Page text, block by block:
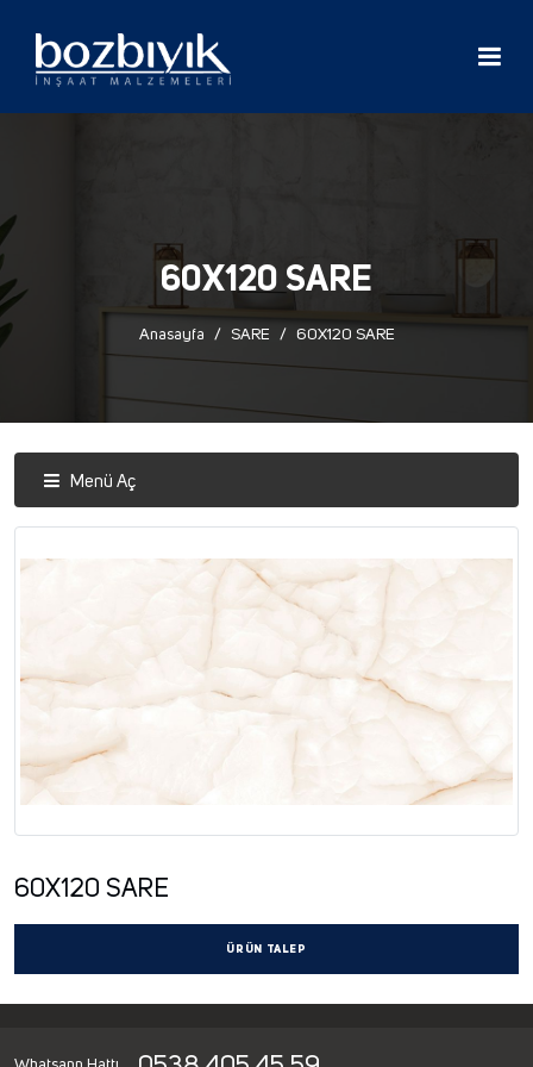
60X120 SARE
Anasayfa SARE 60X120 SARE
Menü Aç
60X120 SARE
ÜRÜN TALEP